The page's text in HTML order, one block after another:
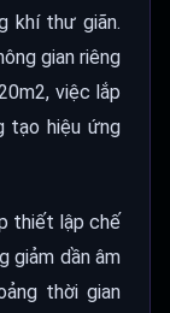
khí thư giãn.
gian riêng
việc lắp
tạo hiệu ứng
thiết lập chế
giảm dần âm
thời gian